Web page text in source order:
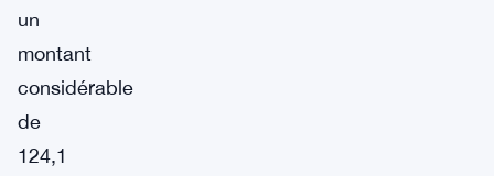
un
montant
considérable
de
124,1